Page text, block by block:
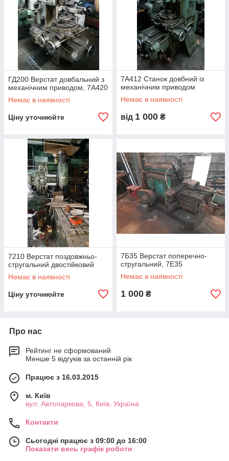
ГД200 Верстат довбальний з
механічним приводом, 7А420
Немає в наявності
Ціну уточнюйте
7А412 Станок довбний із
механічним приводом
Немає в наявності
від 1 000 ₴
7210 Верстат поздовжньо-
стругальний двостійковий
Немає в наявності
Ціну уточнюйте
7Б35 Верстат поперечно-
стругальний, 7Е35
Немає в наявності
1 000 ₴
Про нас
Рейтинг не сформований
Менше 5 відгуків за останній рік
Працює з 16.03.2015
м. Київ
вул. Автопаркова, 5, Київ, Україна
Контакти
Сьогодні працює з 09:00 до 16:00
Показати весь графік роботи